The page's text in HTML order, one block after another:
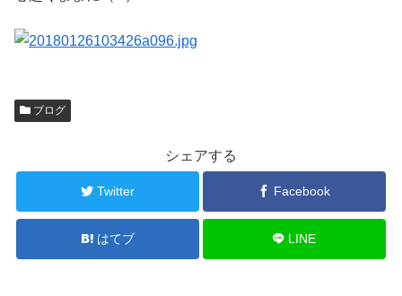
ブログ
シェアする
Twitter Facebook
はてブ LINE